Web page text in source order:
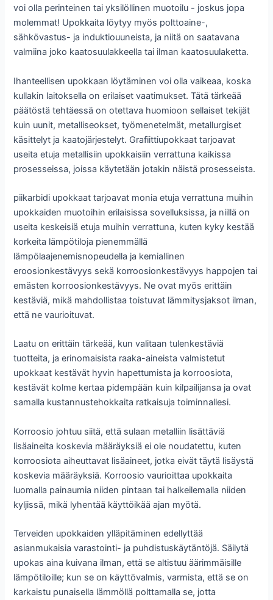
voi olla perinteinen tai yksilöllinen muotoilu - joskus jopa
molemmat! Upokkaita löytyy myös polttoaine-,
sähkövastus- ja induktiouuneista, ja niitä on saatavana
valmiina joko kaatosuulakkeella tai ilman kaatosuulaketta.
Ihanteellisen upokkaan löytäminen voi olla vaikeaa, koska
kullakin laitoksella on erilaiset vaatimukset. Tätä tärkeää
päätöstä tehtäessä on otettava huomioon sellaiset tekijät
kuin uunit, metalliseokset, työmenetelmät, metallurgiset
käsittelyt ja kaatojärjestelyt. Grafiittiupokkaat tarjoavat
useita etuja metallisiin upokkaisiin verrattuna kaikissa
prosesseissa, joissa käytetään jotakin näistä prosesseista.
piikarbidi upokkaat tarjoavat monia etuja verrattuna muihin
upokkaiden muotoihin erilaisissa sovelluksissa, ja niillä on
useita keskeisiä etuja muihin verrattuna, kuten kyky kestää
korkeita lämpötiloja pienemmällä
lämpölaajenemisnopeudella ja kemiallinen
eroosionkestävyys sekä korroosionkestävyys happojen tai
emästen korroosionkestävyys. Ne ovat myös erittäin
kestäviä, mikä mahdollistaa toistuvat lämmitysjaksot ilman,
että ne vaurioituvat.
Laatu on erittäin tärkeää, kun valitaan tulenkestäviä
tuotteita, ja erinomaisista raaka-aineista valmistetut
upokkaat kestävät hyvin hapettumista ja korroosiota,
kestävät kolme kertaa pidempään kuin kilpailijansa ja ovat
samalla kustannustehokkaita ratkaisuja toiminnallesi.
Korroosio johtuu siitä, että sulaan metalliin lisättäviä
lisäaineita koskevia määräyksiä ei ole noudatettu, kuten
korroosiota aiheuttavat lisäaineet, jotka eivät täytä lisäystä
koskevia määräyksiä. Korroosio vaurioittaa upokkaita
luomalla painaumia niiden pintaan tai halkeilemalla niiden
kyljissä, mikä lyhentää käyttöikää ajan myötä.
Terveiden upokkaiden ylläpitäminen edellyttää
asianmukaisia varastointi- ja puhdistuskäytäntöjä. Säilytä
upokas aina kuivana ilman, että se altistuu äärimmäisille
lämpötiloille; kun se on käyttövalmis, varmista, että se on
karkaistu punaisella lämmöllä polttamalla se, jotta